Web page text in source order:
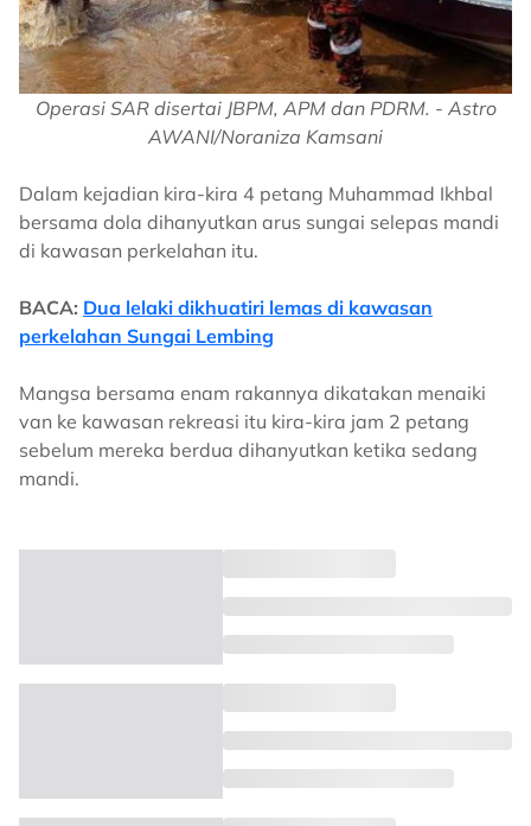
Operasi SAR disertai JBPM, APM dan PDRM. - Astro
AWANI/Noraniza Kamsani
Dalam kejadian kira-kira 4 petang Muhammad Ikhbal
bersama dola dihanyutkan arus sungai selepas mandi
di kawasan perkelahan itu.
BACA: Dua lelaki dikhuatiri lemas di kawasan
perkelahan Sungai Lembing
Mangsa bersama enam rakannya dikatakan menaiki
van ke kawasan rekreasi itu kira-kira jam 2 petang
sebelum mereka berdua dihanyutkan ketika sedang
mandi.